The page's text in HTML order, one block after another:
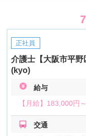
正社員
介護士【大阪市平野
(kyo)
給与
【月給】 183,000円
交通